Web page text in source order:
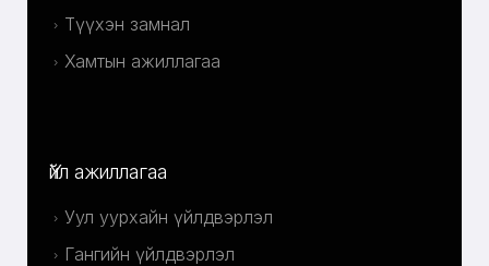
Түүхэн замнал
Хамтын ажиллагаа
Үйл ажиллагаа
Уул уурхайн үйлдвэрлэл
Гангийн үйлдвэрлэл